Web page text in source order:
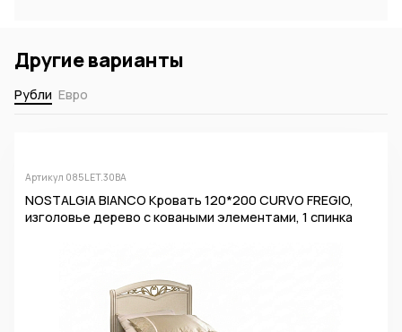
Другие варианты
Рубли Евро
Артикул 085LET.30BA
NOSTALGIA BIANCO Кровать 120*200 CURVO FREGIO,
изголовье дерево с коваными элементами, 1 спинка